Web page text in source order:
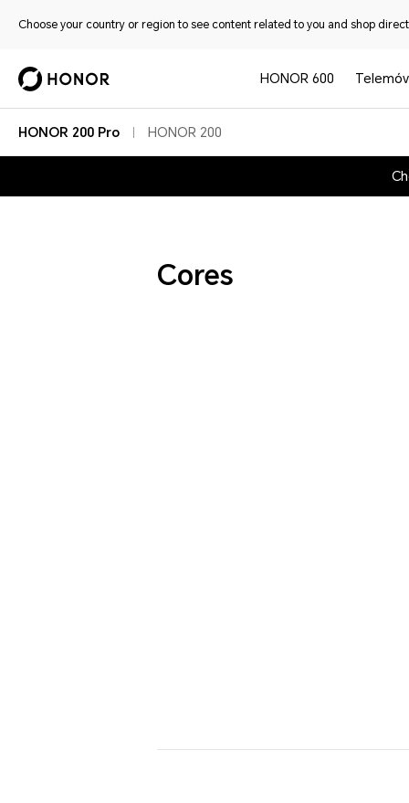
Choose your country or region to see content related to you and shop
HONOR 600
HONOR 200 Pro HONOR 200
Cores